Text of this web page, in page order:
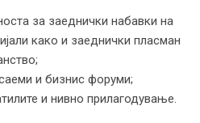
за заеднички набавки на
како и заеднички пласман
и бизнис форуми;
и нивно прилагодување.